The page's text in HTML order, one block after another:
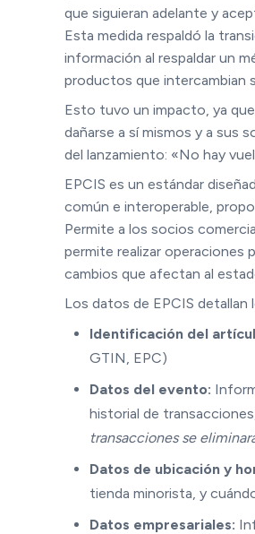
que siguieran adelante y
Esta medida respaldó la
información al respaldar un
productos que intercambian
Esto tuvo un impacto, ya
dañarse a sí mismos y a sus
del lanzamiento: «No hay
EPCIS es un estándar
común e interoperable,
Permite a los socios
permite realizar operaciones
cambios que afectan al
Los datos de EPCIS
Identificación del
GTIN, EPC)
Datos del evento:
historial de
transacciones se
Datos de ubicación y
tienda minorista, y
Datos empresariales: